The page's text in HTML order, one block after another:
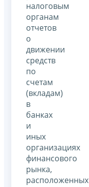
налоговым
органам
отчетов
о
движении
средств
по
счетам
(вкладам)
в
банках
и
иных
организациях
финансового
рынка,
расположенных